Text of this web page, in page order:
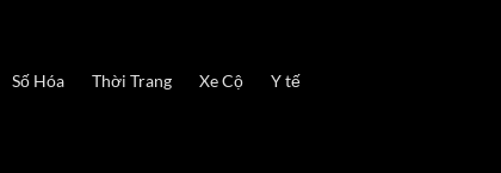
Số Hóa Thời Trang Xe Cộ Y tế